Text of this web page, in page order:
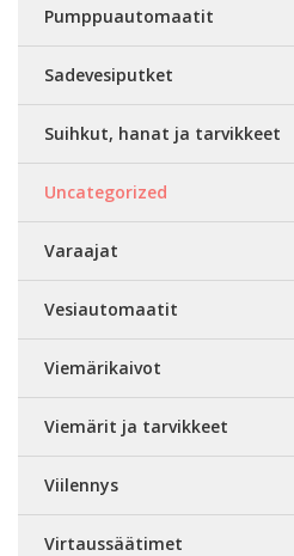
Pumppuautomaatit
Sadevesiputket
Suihkut, hanat ja tarvikkeet
Uncategorized
Varaajat
Vesiautomaatit
Viemärikaivot
Viemärit ja tarvikkeet
Viilennys
Virtaussäätimet